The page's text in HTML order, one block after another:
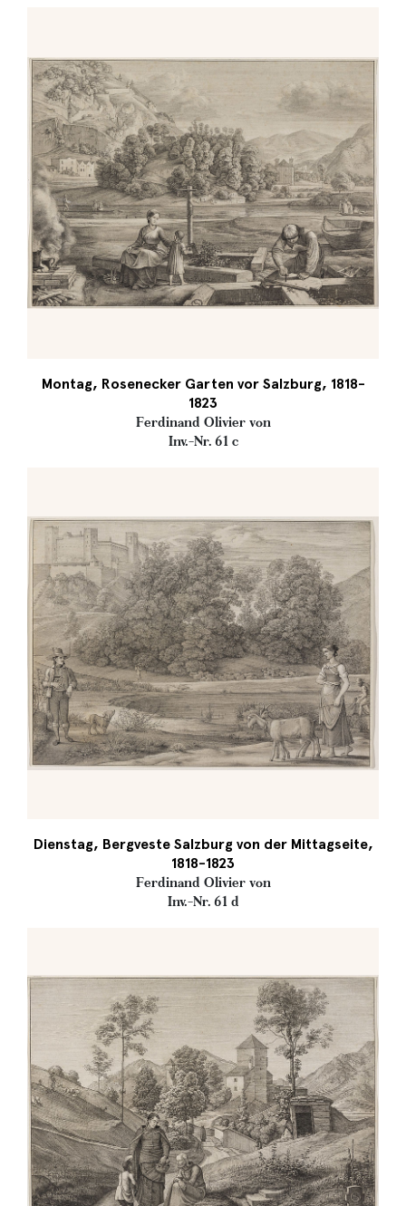
Montag, Rosenecker Garten vor Salzburg, 1818-
1823
Ferdinand Olivier von
Inv.-Nr. 61 c
Dienstag, Bergveste Salzburg von der Mittagseite,
1818-1823
Ferdinand Olivier von
Inv.-Nr. 61 d